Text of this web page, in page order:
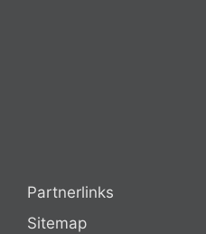
Partnerlinks
Sitemap